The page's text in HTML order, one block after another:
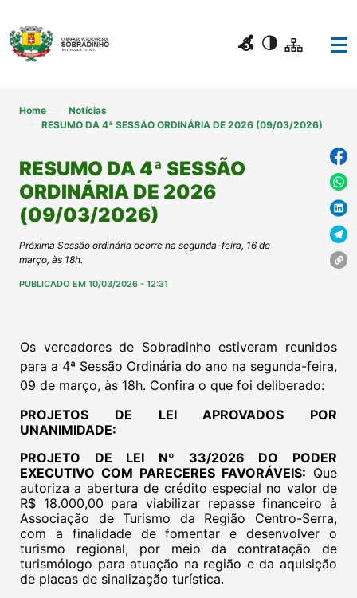
Home
Notícias
RESUMO DA 4ª SESSÃO ORDINÁRIA DE 2026 (09/03/2026)
RESUMO DA 4ª SESSÃO
ORDINÁRIA DE 2026
(09/03/2026)
Próxima Sessão ordinária ocorre na segunda-feira, 16 de
março, às 18h.
PUBLICADO EM 10/03/2026 - 12:31
Os vereadores de Sobradinho estiveram reunidos
para a 4ª Sessão Ordinária do ano na segunda-feira,
09 de março, às 18h. Confira o que foi deliberado:
PROJETOS DE LEI APROVADOS POR
UNANIMIDADE:
PROJETO DE LEI Nº 33/2026 DO PODER
EXECUTIVO COM PARECERES FAVORÁVEIS: Que
autoriza a abertura de crédito especial no valor de
R$ 18.000,00 para viabilizar repasse financeiro à
Associação de Turismo da Região Centro-Serra,
com a finalidade de fomentar e desenvolver o
turismo regional, por meio da contratação de
turismólogo para atuação na região e da aquisição
de placas de sinalização turística.